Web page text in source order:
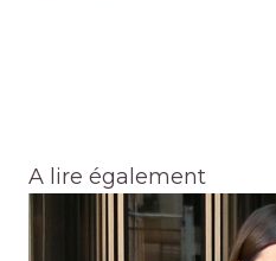
A lire également